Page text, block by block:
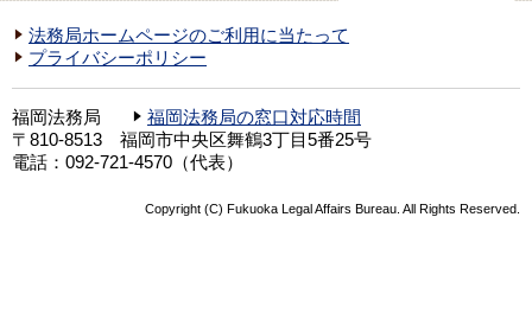
法務局ホームページのご利用に当たって
プライバシーポリシー
福岡法務局
福岡法務局の窓口対応時間
〒810-8513 福岡市中央区舞鶴3丁目5番25号
電話：092-721-4570（代表）
Copyright (C) Fukuoka Legal Affairs Bureau. All Rights Reserved.